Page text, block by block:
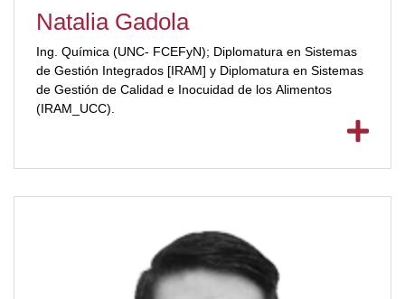
Natalia Gadola
Ing. Química (UNC- FCEFyN); Diplomatura en Sistemas
de Gestión Integrados [IRAM] y Diplomatura en Sistemas
de Gestión de Calidad e Inocuidad de los Alimentos
(IRAM_UCC).